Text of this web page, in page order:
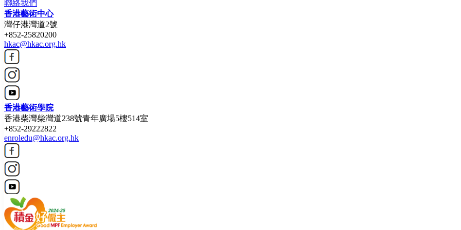
聯絡我們
香港藝術中心
灣仔港灣道2號
+852-25820200
hkac@hkac.org.hk
香港藝術學院
香港柴灣柴灣道238號青年廣場5樓514室
+852-29222822
enroledu@hkac.org.hk